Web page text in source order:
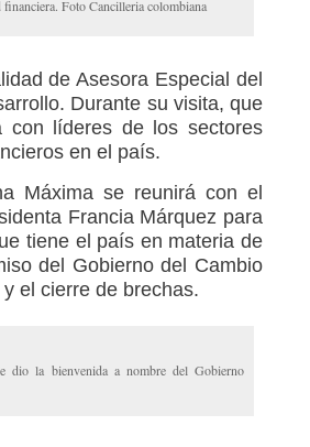
Foto Cancilleria colombiana
de Asesora Especial del
Durante su visita, que
con líderes de los sectores
en el país.
Máxima se reunirá con el
Francia Márquez para
tiene el país en materia de
del Gobierno del Cambio
el cierre de brechas.
dio la bienvenida a nombre del Gobierno